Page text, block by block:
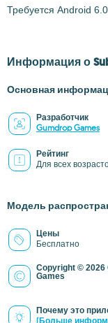
Требуется Android
Информация о
Основная
Разработчик
Gumdrop Games
Рейтинг
Для всех
Модель
Цены
Бесплатно
Copyright © 2026
Games
Почему это
(Больше